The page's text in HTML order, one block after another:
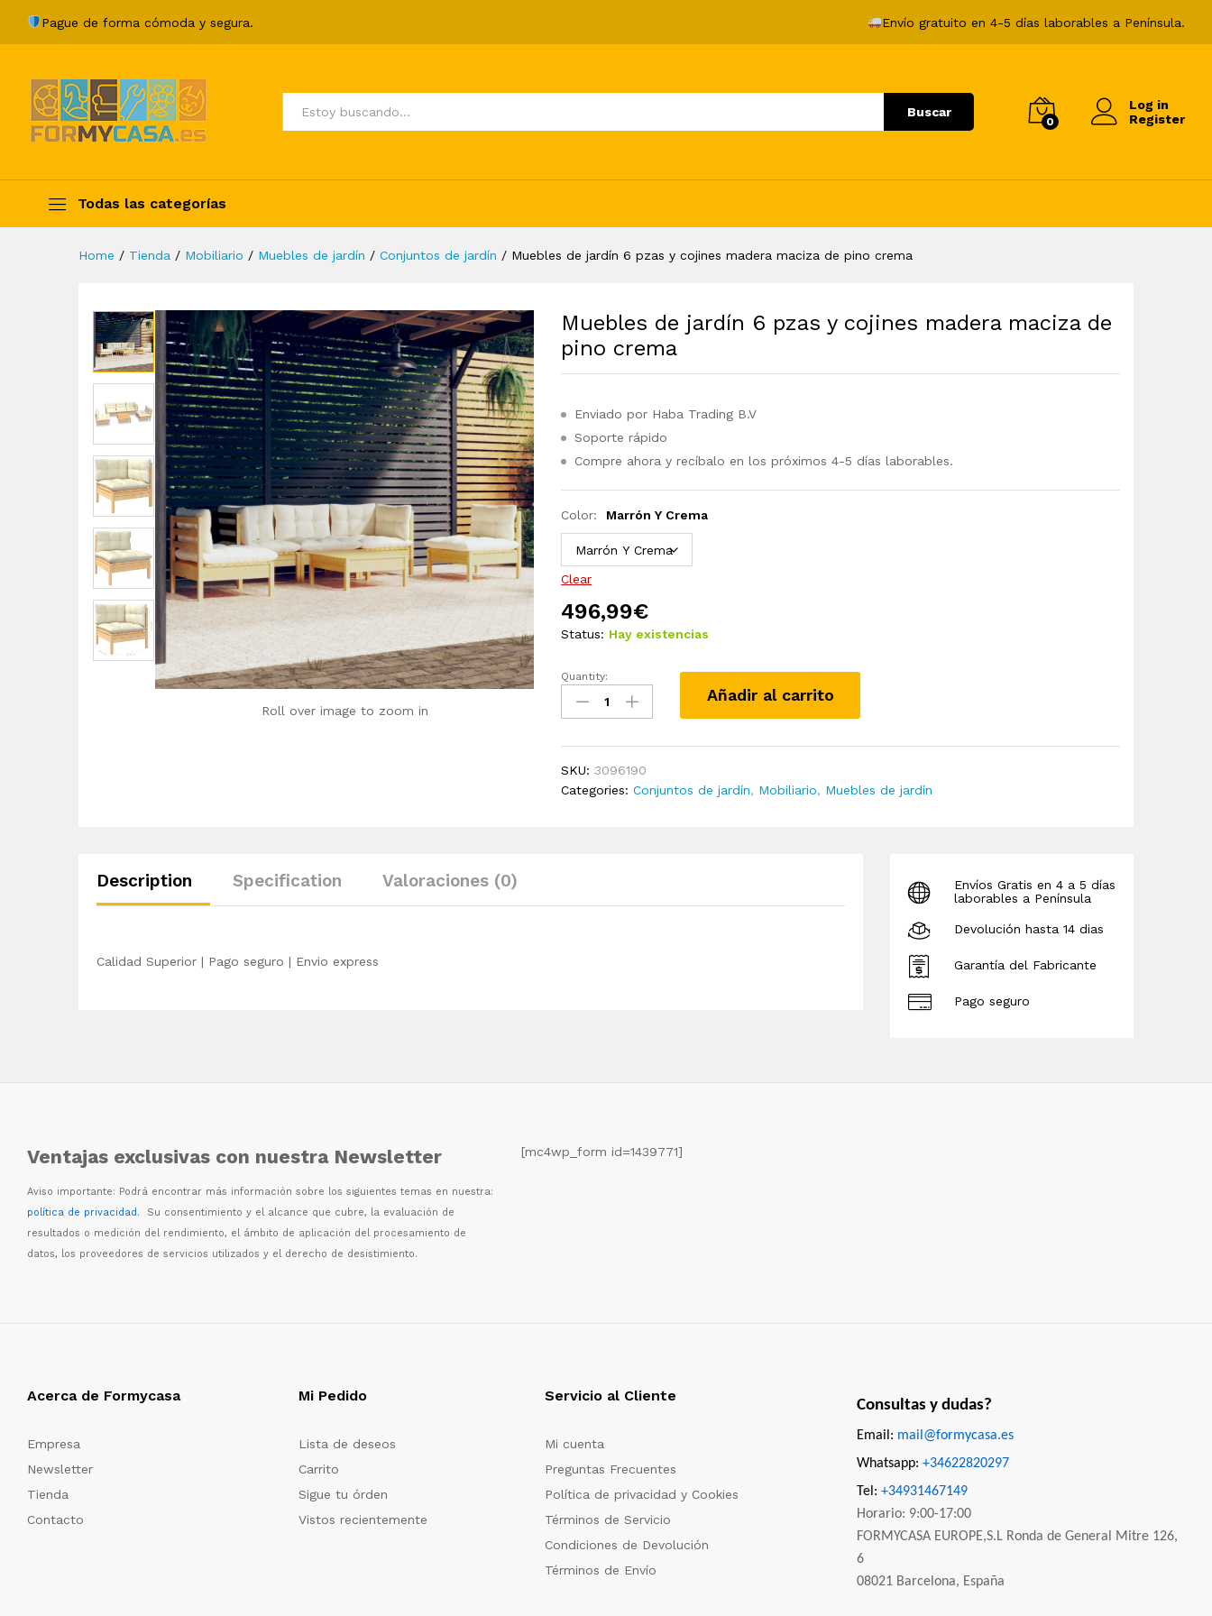
Pague de forma cómoda y segura. Envío gratuito en 4-5 días laborables a Península.
Todos Buscar
0
Log in
Register
Todas las categorías
Producto para mascotas
y animales
Home / Tienda / Mobiliario / Muebles de jardín / Conjuntos de jardín / Muebles de jardín 6 pzas y cojines madera maciza de pino crema
Roll over image to zoom in
Muebles de jardín 6 pzas y cojines madera maciza de
pino crema
Enviado por Haba Trading B.V
Soporte rápido
Compre ahora y recíbalo en los próximos 4-5 días laborables.
Color: Marrón Y Crema
Clear
496,99€
Status: Hay existencias
Muebles
jardín
y
cojines
Quantity:
Añadir al carrito
SKU:3096190
Categories:Conjuntos de jardín, Mobiliario, Muebles de jardín
Description Specification Valoraciones (0)
Calidad Superior | Pago seguro | Envio express
Envíos Gratis en 4 a 5 días
laborables a Península
Devolución hasta 14 dias
Garantía del Fabricante
Pago seguro
Ventajas exclusivas con nuestra Newsletter
Aviso importante: Podrá encontrar más información sobre los siguientes temas en nuestra:
política de privacidad. Su consentimiento y el alcance que cubre, la evaluación de
resultados o medición del rendimiento, el ámbito de aplicación del procesamiento de
datos, los proveedores de servicios utilizados y el derecho de desistimiento.
[mc4wp_form id=1439771]
Acerca de Formycasa
Empresa
Newsletter
Tienda
Contacto
Mi Pedido
Lista de deseos
Carrito
Sigue tu órden
Vistos recientemente
Servicio al Cliente
Mi cuenta
Preguntas Frecuentes
Política de privacidad y Cookies
Términos de Servicio
Condiciones de Devolución
Términos de Envío
Consultas y dudas?
Email: mail@formycasa.es
Whatsapp: +34622820297
Tel: +34931467149
Horario: 9:00-17:00
FORMYCASA EUROPE,S.L Ronda de General Mitre 126,
6
08021 Barcelona, España
Description Specification
446,99€ Añadir al carrito